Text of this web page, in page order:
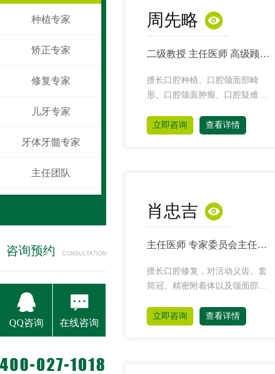
种植专家
矫正专家
修复专家
儿牙专家
牙体牙髓专家
主任团队
咨询预约

QQ咨询

在线咨询
周先略 
二级教授 主任医师 高级顾问 技术委员会高级顾问 医院院长 口腔种植颌外专家
擅长口腔种植、口腔颌面部畸
形、口腔颌面肿瘤、口腔疑难病
立即咨询
查看详情
肖忠吉 
主任医师 专家委员会主任委员 口腔修复专家
擅长口腔修复，对活动义齿、套
筒冠、精密附着体以及颌面部缺
立即咨询
查看详情